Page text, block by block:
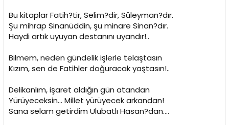
Bu kitaplar Fatih?tir, Selim?dir, Süleyman?dır.
Şu mihrap Sinanüddin, şu minare Sinan?dır.
Haydi artık uyuyan destanını uyandır!..
Bilmem, neden gündelik işlerle telaştasın
Kızım, sen de Fatihler doğuracak yaştasın!..
Delikanlım, işaret aldığın gün atandan
Yürüyeceksin... Millet yürüyecek arkandan!
Sana selam getirdim Ulubatlı Hasan?dan....